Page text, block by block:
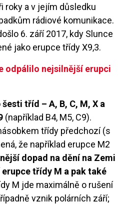
roky a v jejím důsledku
rádiové komunikace.
6. září 2017, kdy Slunce
jako erupce třídy X9,3.
odpálilo nejsilnější erupci
šesti tříd – A, B, C, M, X a
(například B4, M5, C9).
třídy předchozí (s
že například erupce M2
dopad na dění na Zemi
třídy M a pak také
M jde maximálně o rušení
vznik polárních září;